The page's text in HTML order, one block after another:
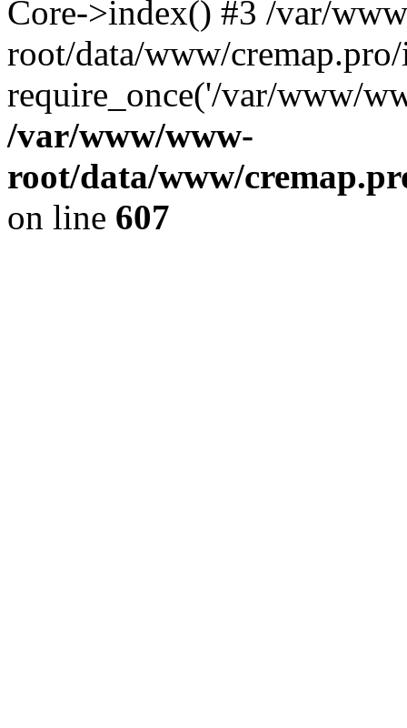
Core->index() #3 /var/
root/data/www/
require_once('/var/www/
/var/www/www-
root/data/www/
on line 607